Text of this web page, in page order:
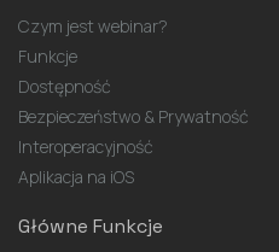
Czym jest webinar?
Funkcje
Dostępność
Bezpieczeństwo & Prywatność
Interoperacyjność
Aplikacja na iOS
Główne Funkcje